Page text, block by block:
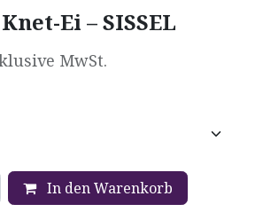
Ei – SISSEL
MwSt.
In den Warenkorb